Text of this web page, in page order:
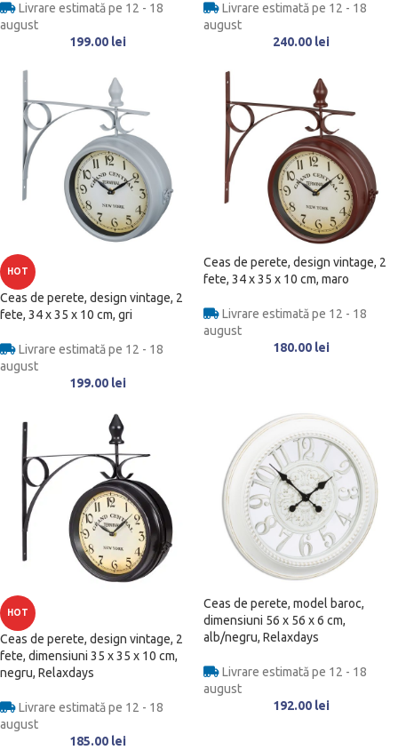
Livrare estimată pe 12 - 18
august
199.00 lei
Livrare estimată pe 12 - 18
august
240.00 lei
HOT
Ceas de perete, design vintage, 2
fete, 34 x 35 x 10 cm, gri
Livrare estimată pe 12 - 18
august
199.00 lei
Ceas de perete, design vintage, 2
fete, 34 x 35 x 10 cm, maro
Livrare estimată pe 12 - 18
august
180.00 lei
HOT
Ceas de perete, design vintage, 2
fete, dimensiuni 35 x 35 x 10 cm,
negru, Relaxdays
Livrare estimată pe 12 - 18
august
185.00 lei
Ceas de perete, model baroc,
dimensiuni 56 x 56 x 6 cm,
alb/negru, Relaxdays
Livrare estimată pe 12 - 18
august
192.00 lei